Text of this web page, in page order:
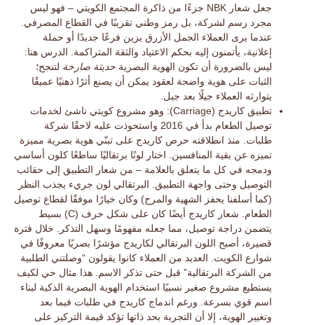
جعل شعار NBK جزءًا من ذاكرة المجتمع الكويتي – فهو ليس
مجرد رسم لشركة، بل رمز وطني تقريبًا في القطاع المصرفي.
عندما يرى العملاء الجمل الأزرق يزين فرعًا جديدًا أو حملة
إعلانية، يأتمنون إليه بحكم الاعتياد والثقة المتراكمة. الدرس هنا:
ليس بالضرورة أن تكون الهوية البصرية حديثة صارخة لتنجح؛
الثبات على هوية واضحة لعقود يمكن أن يصنع أثرًا ذهنيًا عميقًا
يتوارثه العملاء جيلًا بعد جيل.
تطبيق كاريدج (Carriage):
وهو مشروع كويتي ناشئ لخدمات
توصيل الطعام بدأ في 2016 واستحوذت عليه لاحقًا شركة
طلبات. منذ انطلاقته حرص كاريدج على تبنّي هوية بصرية مميزة
تميزه عن بقية المنافسين. اختار لونًا برتقاليًا ساطعًا كلون أساسي
ودمجه في كل ما يتعلق بالعلامة – من شعار التطبيق إلى حقائب
التوصيل وحتى واجهة التطبيق. البرتقالي لون جريء يجذب النظر
(كما أسلفنا يحفز الشهية والمرح) وكان خيارًا موفقًا لقطاع توصيل
الطعام. شعار كاريدج أيضًا كان على شكل حرف (C) بسيط
يتضمن دراجة توصيل، مما جعله مفهومًا وسهل التذكر. خلال فترة
قصيرة، أصبح اللون البرتقالي لكاريدج مؤشرًا بصريًا معروفًا في
شوارع الكويت. العديد من العملاء كانوا يقولون “وصلتني الطلبية
من الشركة البرتقالية” قبل حتى تذكر الاسم. هذا مثال حي لكيف
يستطيع مشروع صغير نسبيًا استخدام الهوية البصرية الذكية لبناء
اسم قوي بسرعة. ورغم اندماج كاريدج في طلبات فيما بعد
وتغيير الهوية، إلا أن التجربة بحد ذاتها تؤكد قيمة التركيز على